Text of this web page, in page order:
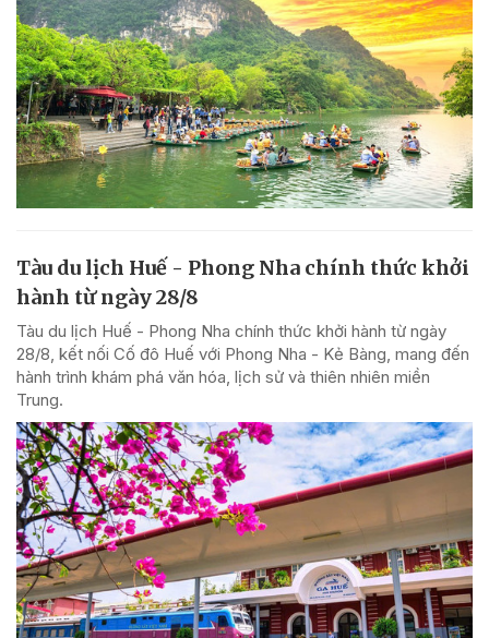
Tàu du lịch Huế - Phong Nha chính thức khởi
hành từ ngày 28/8
Tàu du lịch Huế - Phong Nha chính thức khởi hành từ ngày
28/8, kết nối Cố đô Huế với Phong Nha - Kẻ Bàng, mang đến
hành trình khám phá văn hóa, lịch sử và thiên nhiên miền
Trung.